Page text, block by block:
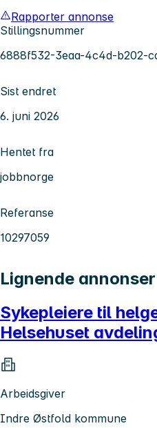
Rapporter annonse
Stillingsnummer
6888f532-3eaa-4c4d-b202-
Sist endret
6. juni 2026
Hentet fra
jobbnorge
Referanse
10297059
Lignende annonser
Sykepleiere til
Helsehuset
Arbeidsgiver
Indre Østfold kommune